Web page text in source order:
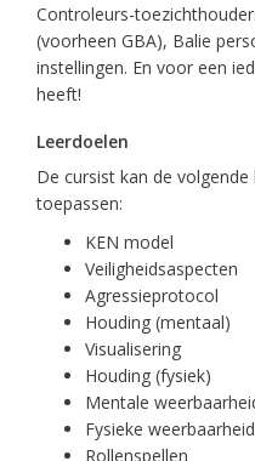
Controleurs-
(voorheen GBA), Balie
instellingen. En voor een
heeft!
Leerdoelen
De cursist kan de
toepassen:
KEN model
Veiligheidsaspecten
Agressieprotocol
Houding (mentaal)
Visualisering
Houding (fysiek)
Mentale
Fysieke weerbaarheid
Rollenspellen